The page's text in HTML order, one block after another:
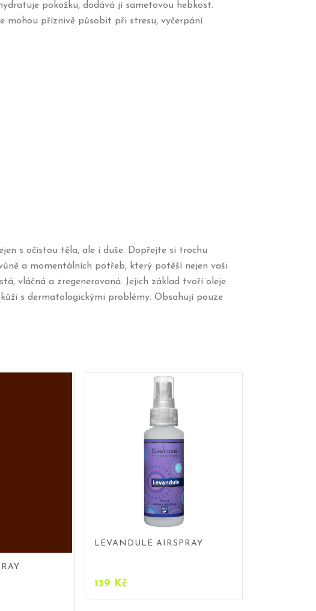
pokožku, dodává jí sametovou hebkost.
mohou příznivě působit při stresu, vyčerpání
s očistou těla, ale i duše. Dopřejte si trochu
a momentálních potřeb, který potěší nejen vaši
vláčná a zregenerovaná. Jejich základ tvoří oleje
s dermatologickými problémy. Obsahují pouze
LEVANDULE AIRSPRAY
139 Kč